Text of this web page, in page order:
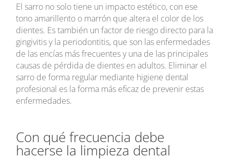
El sarro no solo tiene un impacto estético, con ese
tono amarillento o marrón que altera el color de los
dientes. Es también un factor de riesgo directo para la
gingivitis y la periodontitis, que son las enfermedades
de las encías más frecuentes y una de las principales
causas de pérdida de dientes en adultos. Eliminar el
sarro de forma regular mediante higiene dental
profesional es la forma más eficaz de prevenir estas
enfermedades.
Con qué frecuencia debe
hacerse la limpieza dental